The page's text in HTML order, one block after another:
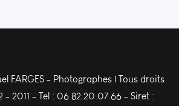
FARGES - Photographes | Tous droits
2011 - Tel : 06.82.20.07.66 - Siret :